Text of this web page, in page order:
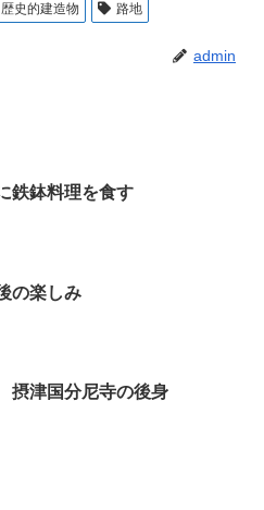
歴史的建造物 路地
admin
鉄鉢料理を食す
の楽しみ
津国分尼寺の後身